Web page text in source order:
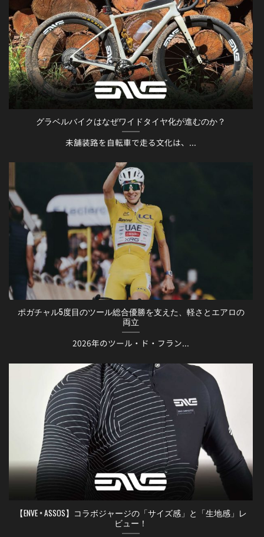
グラベルバイクはなぜワイドタイヤ化が進むのか？
未舗装路を自転車で走る文化は、...
ポガチャル5度目のツール総合優勝を支えた、軽さとエアロの
両立
2026年のツール・ド・フラン...
【ENVE × ASSOS】コラボジャージの「サイズ感」と「生地感」レ
ビュー！